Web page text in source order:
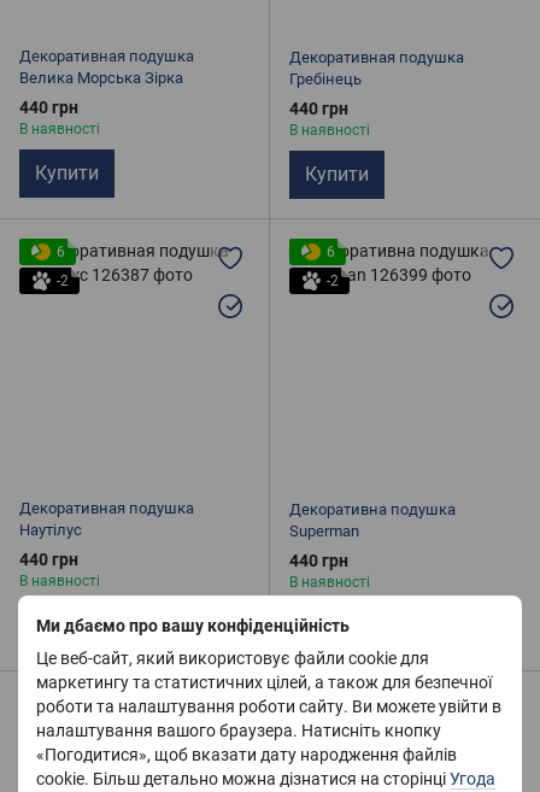
Ми дбаємо про вашу конфіденційність
Це веб-сайт, який використовує файли cookie для
маркетингу та статистичних цілей, а також для безпечної
роботи та налаштування роботи сайту. Ви можете увійти в
налаштування вашого браузера. Натисніть кнопку
«Погодитися», щоб вказати дату народження файлів
cookie. Більш детально можна дізнатися на сторінціУгода
Декоративная подушка
Велика Морська Зірка
440 грн
В наявності
Купити
Декоративная подушка
Гребінець
440 грн
В наявності
Купити
6
-2
Декоративная подушка
Наутілус
440 грн
В наявності
Купити
6
-2
Декоративна подушка
Superman
440 грн
В наявності
Купити
6
-2
6
-2